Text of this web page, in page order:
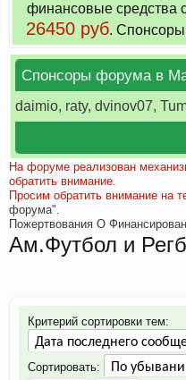
финансовые средства
26450 руб.
Спонсоры форума в
daimio, raty, dvinov07,
На форуме реализован
обратить внимание.
Просим обратить внимание на
форума".
Пожертвования О
Ам.Футбол и
Критерий сортировки тем:
Сортировать: